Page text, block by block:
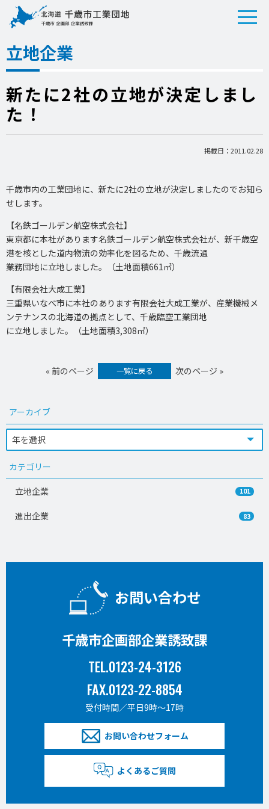
立地企業
新たに2社の立地が決定しまし
た！
掲載日：2011.02.28
千歳市内の工業団地に、新たに2社の立地が決定しましたのでお知ら
せします。
【名鉄ゴールデン航空株式会社】
東京都に本社があります名鉄ゴールデン航空株式会社が、新千歳空
港を核とした道内物流の効率化を図るため、千歳流通
業務団地に立地しました。（土地面積661㎡）
【有限会社大成工業】
三重県いなべ市に本社のあります有限会社大成工業が、産業機械メ
ンテナンスの北海道の拠点として、千歳臨空工業団地
に立地しました。（土地面積3,308㎡）
« 前のページ 一覧に戻る 次のページ »
アーカイブ
カテゴリー
立地企業 101
進出企業 83
お問い合わせ
千歳市企画部企業誘致課
TEL.0123-24-3126
FAX.0123-22-8854
受付時間／平日9時〜17時
お問い合わせフォーム
よくあるご質問